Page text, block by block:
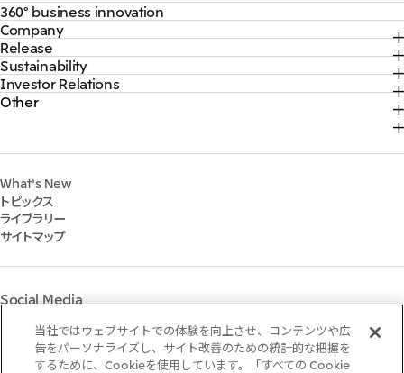
360° business innovation
トップ
三井物産ブランド・プロジェクト
ソーシャルメディア公式アカウント一覧​
コンテンツ一覧
Company
トップ
社長メッセージ
三井物産について
三井物産の事業
Release
トップ
2026年
2025年
Sustainability
トップ
サステナビリティ最新情報
Social
Governance
マテリアリティ
イニシアティブへの参画
三井物産の人材マネジメント
社会貢献活動
ライブラリー
「三井物産の森」LEAPアプローチ
TCFDに基づく情報開示
Investor Relations
トップ
IR資料室
IR説明会
個人株主・投資家の皆様へ
株主・株式基本情報
IRカレンダー
Other
三井グループ350周年記念事業サイト
What's New
トピックス
ライブラリー
サイトマップ
Social Media
InstagramTwitter FacebookLinkedInYoutube
当社ではウェブサイトでの体験を向上させ、コンテンツや広
告をパーソナライズし、サイト改善のための統計的な把握を
するために、Cookieを使用しています。「すべての Cookie